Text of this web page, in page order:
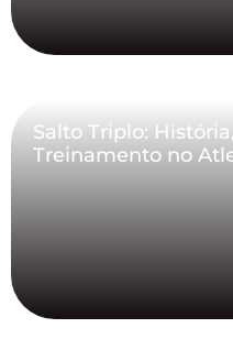
Salto Triplo:
Treinamento no